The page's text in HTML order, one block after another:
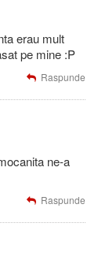
erau mult
pe mine :P
Raspunde
ne-a
Raspunde